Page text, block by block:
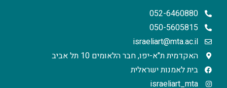
052-6460880
050-5605815
israeliart@mta.ac.il
האקדמית ת"א-יפו, חבר הלאומים 10 תל אביב
בית לאמנות ישראלית
israeliart_mta